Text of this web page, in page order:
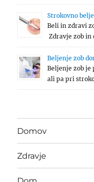
Strokovno
Beli in zdravi
Zdravje zob in
Beljenje zob
Beljenje zob je
ali pa pri
Domov
Zdravje